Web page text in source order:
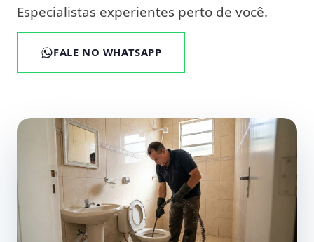
Especialistas experientes perto de você.
FALE NO WHATSAPP